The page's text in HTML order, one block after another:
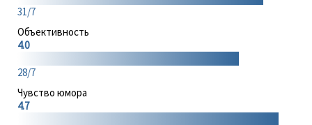
31/7
Объективность
4.0
28/7
Чувство юмора
4.7